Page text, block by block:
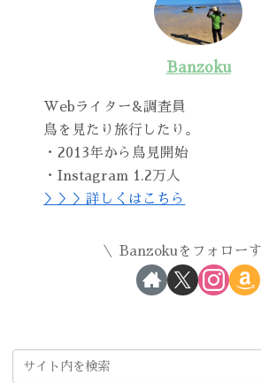
Banzoku
Webライター&調査員
鳥を見たり旅行したり。
・2013年から鳥見開始
・Instagram 1.2万人
＞＞＞詳しくはこちら
Banzokuをフォロー